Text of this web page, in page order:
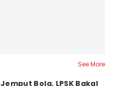
See More
Jemput Bola, LPSK Bakal